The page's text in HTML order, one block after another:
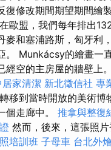
復修改期間期望期間繪
歐盟，我們每年排出
麥和塞浦路斯，匈牙利
。 Munkácsy的繪畫一
經空的主房屋的牆壁上。
居家清潔 新北徵信社 專
移到當時開放的美術博
個走廊中。 推拿與整復
然而，後來，這張照
培訓班 子母車 台北外燴